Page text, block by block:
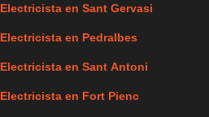
Electricista en Sant Gervasi
Electricista en Pedralbes
Electricista en Sant Antoni
Electricista en Fort Pienc